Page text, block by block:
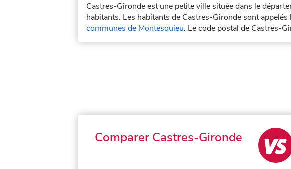
Castres-Gironde est une petite ville située dans le
habitants. Les habitants de Castres-Gironde sont
communes de Montesquieu. Le code postal de Castres-
Comparer Castres-Gironde